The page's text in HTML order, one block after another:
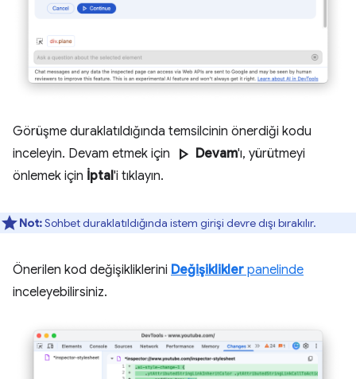
Görüşme duraklatıldığında temsilcinin önerdiği kodu
inceleyin. Devam etmek için
play_arrow Devam'ı, yürütmeyi
önlemek için İptal'i tıklayın.
Not:Sohbet duraklatıldığında istem girişi devre dışı bırakılır.
Önerilen kod değişikliklerini Değişiklikler panelinde
inceleyebilirsiniz.